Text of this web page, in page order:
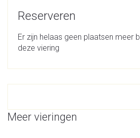
Reserveren
Er zijn helaas geen plaatsen meer
deze viering
Meer vieringen